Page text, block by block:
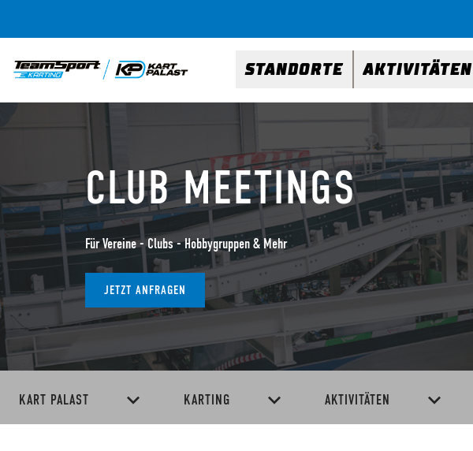
STANDORTE AKTIVITÄTEN
CLUB MEETINGS
Für Vereine - Clubs - Hobbygruppen & Mehr
JETZT ANFRAGEN
KART PALAST KARTING AKTIVITÄTEN